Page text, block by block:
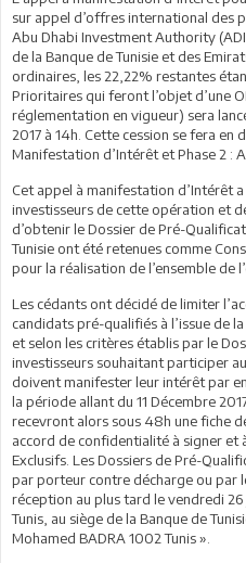
sur appel d’offres international des
Abu Dhabi Investment Authority
de la Banque de Tunisie et des
ordinaires, les 22,22% restantes
Prioritaires qui feront l’objet d’une
réglementation en vigueur) sera
2017 à 14h. Cette cession se fera en
Manifestation d’Intérêt et Phase 2 :
Cet appel à manifestation d’Intérêt
investisseurs de cette opération et
d’obtenir le Dossier de Pré-
Tunisie ont été retenues comme
pour la réalisation de l’ensemble de
Les cédants ont décidé de limiter
candidats pré-qualifiés à l’issue de
et selon les critères établis par le
investisseurs souhaitant participer
doivent manifester leur intérêt par
la période allant du 11 Décembre
recevront alors sous 48h une fiche
accord de confidentialité à signer et
Exclusifs. Les Dossiers de Pré-
par porteur contre décharge ou par
réception au plus tard le vendredi 26
Tunis, au siège de la Banque de
Mohamed BADRA 1002 Tunis ».